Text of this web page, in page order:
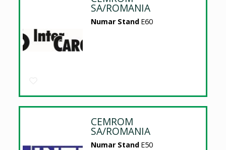
SA/ROMANIA
Numar Stand E60
CEMROM
SA/ROMANIA
Numar Stand E50